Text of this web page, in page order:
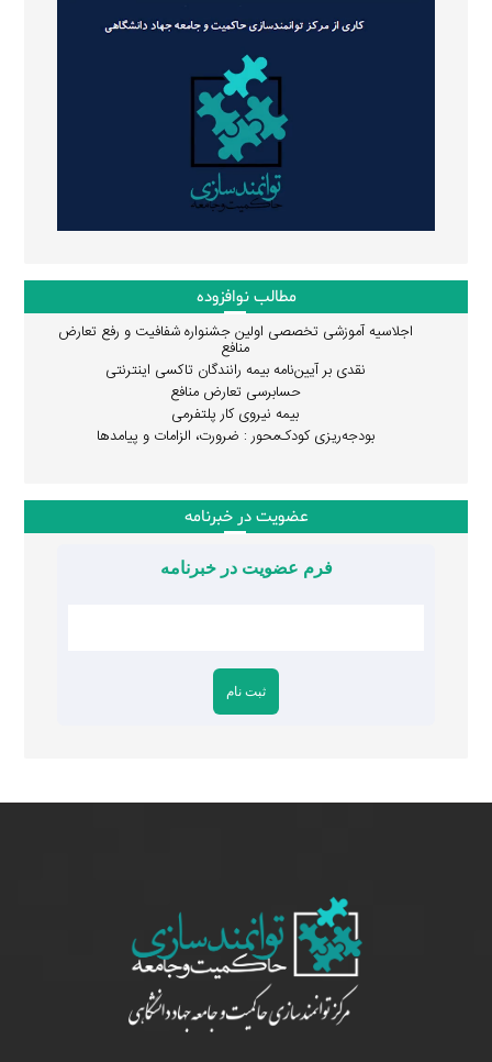
مطالب نوافزوده
اجلاسیه آموزشی تخصصی اولین جشنواره شفافیت و رفع تعارض
منافع
نقدی بر آیین‌نامه بیمه رانندگان تاکسی اینترنتی
حسابرسی تعارض منافع
بیمه نیروی کار پلتفرمی
بودجه‌ریزی کودک‌محور : ضرورت، الزامات و پیامدها
عضویت در خبرنامه
فرم عضویت در خبرنامه